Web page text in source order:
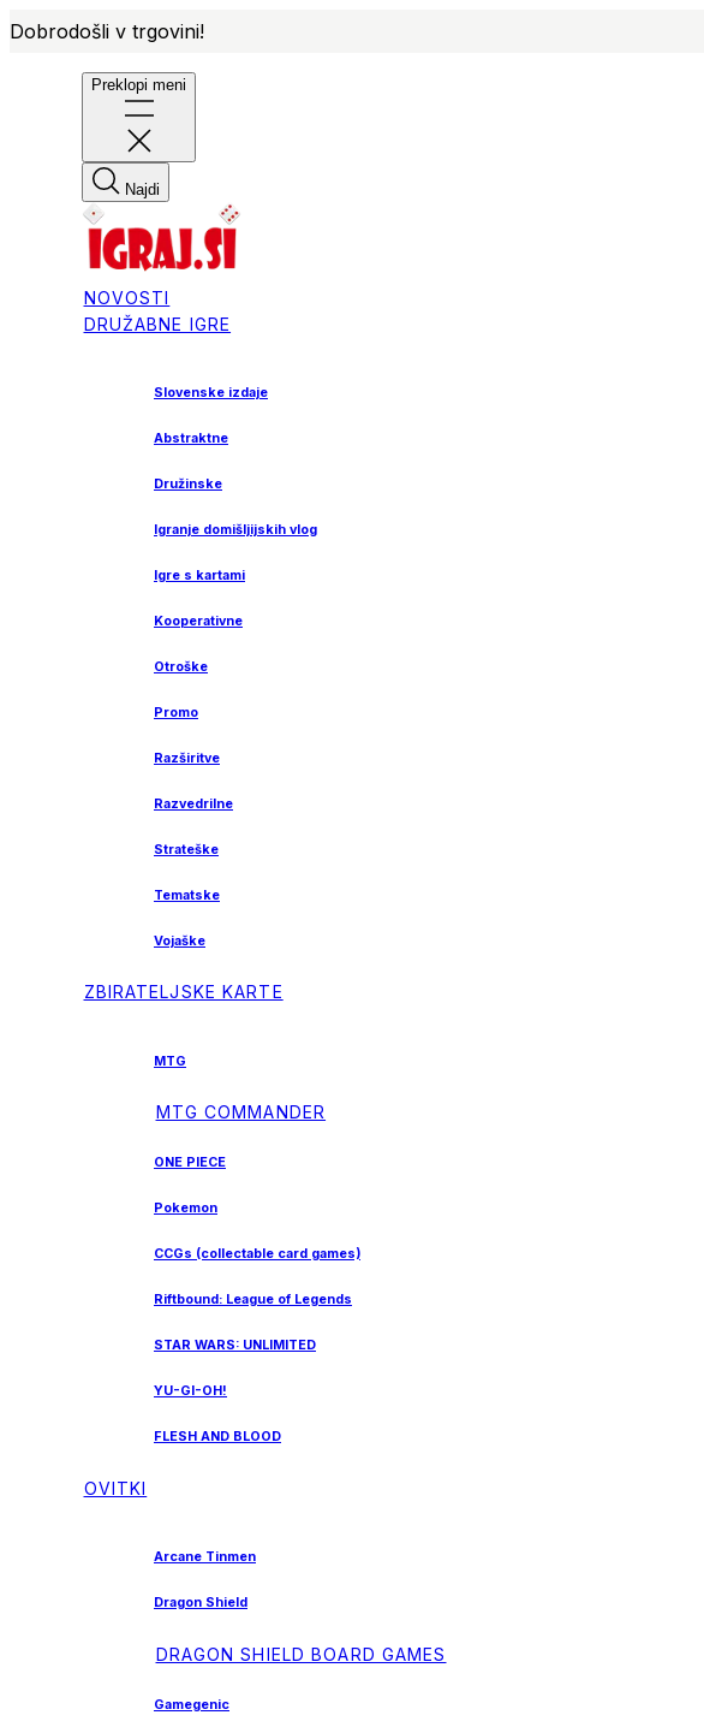
Dobrodošli v trgovini!
Preklopi meni
Najdi
NOVOSTI
DRUŽABNE IGRE
Slovenske izdaje
Abstraktne
Družinske
Igranje domišljijskih vlog
Igre s kartami
Kooperativne
Otroške
Promo
Razširitve
Razvedrilne
Strateške
Tematske
Vojaške
ZBIRATELJSKE KARTE
MTG
MTG COMMANDER
ONE PIECE
Pokemon
CCGs (collectable card games)
Riftbound: League of Legends
STAR WARS: UNLIMITED
YU-GI-OH!
FLESH AND BLOOD
OVITKI
Arcane Tinmen
Dragon Shield
DRAGON SHIELD BOARD GAMES
Gamegenic